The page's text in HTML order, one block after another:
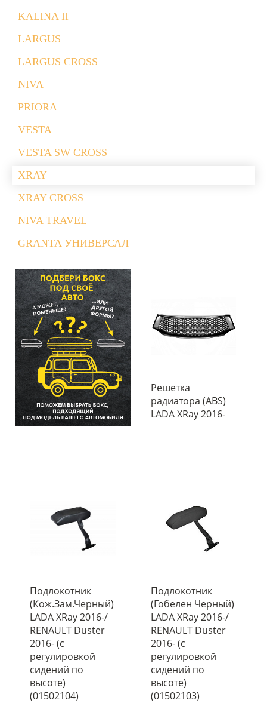
KALINA II
LARGUS
LARGUS CROSS
NIVA
PRIORA
VESTA
VESTA SW CROSS
XRAY
XRAY CROSS
NIVA TRAVEL
GRANTA УНИВЕРСАЛ
Решетка
радиатора (ABS)
LADA XRay 2016-
Подлокотник
(Кож.Зам.Черный)
LADA XRay 2016-/
RENAULT Duster
2016- (с
регулировкой
сидений по
высоте)
(01502104)
Подлокотник
(Гобелен Черный)
LADA XRay 2016-/
RENAULT Duster
2016- (с
регулировкой
сидений по
высоте)
(01502103)